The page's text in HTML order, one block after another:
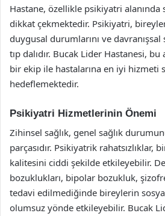
Hastane, özellikle psikiyatri
dikkat çekmektedir. Psikiyatri,
duygusal durumlarını ve davranışsal
tıp dalıdır. Bucak Lider Hastanesi,
bir ekip ile hastalarına en iyi hizmeti
hedeflemektedir.
Psikiyatri Hizmetlerinin Önemi
Zihinsel sağlık, genel sağlık
parçasıdır. Psikiyatrik rahatsızlıklar,
kalitesini ciddi şekilde etkileyebilir.
bozuklukları, bipolar bozukluk,
tedavi edilmediğinde bireylerin
olumsuz yönde etkileyebilir. Bucak